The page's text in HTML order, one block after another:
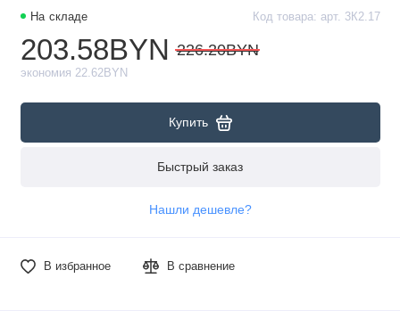
На складе Код товара: арт. 3К2.17
203.58BYN 226.20BYN
экономия 22.62BYN
Купить
Быстрый заказ
Нашли дешевле?
В избранное В сравнение